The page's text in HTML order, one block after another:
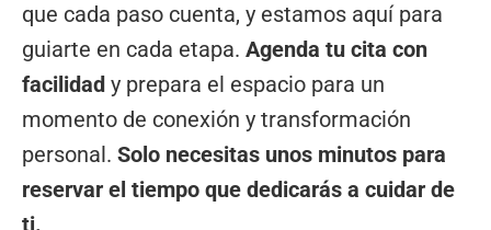
que cada paso cuenta, y estamos aquí para
guiarte en cada etapa. Agenda tu cita con
facilidad y prepara el espacio para un
momento de conexión y transformación
personal. Solo necesitas unos minutos para
reservar el tiempo que dedicarás a cuidar de